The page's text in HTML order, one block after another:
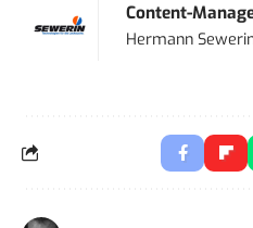
Content-
Hermann